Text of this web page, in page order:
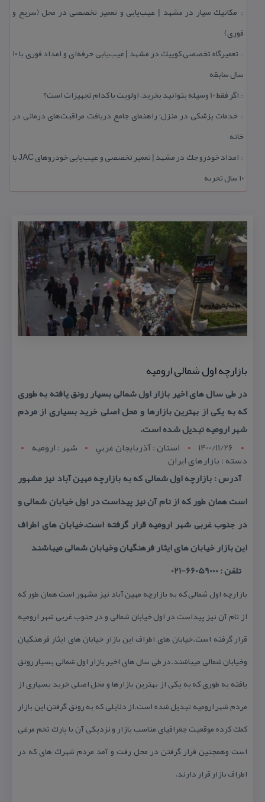
:: مكانیك سیار در مشهد | عیب‌یابی و تعمیر تخصصی در محل (سریع و
فوری)
::
تعمیرگاه تخصصی كوییك در مشهد | عیب‌یابی حرفه‌ای و امداد فوری با ۱۰
سال سابقه
:: اگر فقط 10 وسیله بتوانید بخرید، اولویت با كدام تجهیزات است؟
:: خدمات پزشكی در منزل؛ راهنمای جامع دریافت مراقبت‌های درمانی در
خانه
::
امداد خودرو جك در مشهد | تعمیر تخصصی و عیب‌یابی خودروهای JAC با
۱۰ سال تجربه
بازارچه اول شمالی ارومیه
در طی سال های اخیر بازار اول شمالی بسیار رونق یافته به طوری
كه به یكی از بهترین بازارها و محل اصلی خرید بسیاری از مردم
شهر ارومیه تبدیل شده است.
1400/11/26
استان : آذربايجان غربي شهر : اروميه
دسته : بازارهای ایران
آدرس : بازارچه اول شمالی كه به بازارچه مهین آباد نیز مشهور
است همان طور كه از نام آن نیز پیداست در اول خیابان شمالی و
در جنوب غربی شهر ارومیه قرار گرفته است.خیابان های اطراف
این بازار خیابان های ایثار فرهنگیان وخیابان شمالی میباشند
تلفن : 66059000-021
بازارچه اول شمالی كه به بازارچه مهین آباد نیز مشهور است همان طور كه
از نام آن نیز پیداست در اول خیابان شمالی و در جنوب غربی شهر ارومیه
قرار گرفته است.خیابان های اطراف این بازار خیابان های ایثار فرهنگیان
وخیابان شمالی میباشند.در طی سال های اخیر بازار اول شمالی بسیار رونق
یافته به طوری كه به یكی از بهترین بازارها و محل اصلی خرید بسیاری از
مردم شهر ارومیه تبدیل شده است.از دلایلی كه به رونق گرفتن این بازار
كمك كرده موقعیت جغرافیای مناسب بازار و نزدیكی آن با پارك تخم مرغی
است وهمچنین قرار گرفتن در محل رفت و آمد مردم شهرك های كه در
اطراف بازار قرار دارند.